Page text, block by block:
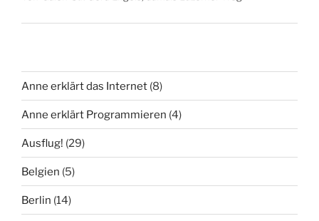
Anne erklärt das Internet (8)
Anne erklärt Programmieren (4)
Ausflug! (29)
Belgien (5)
Berlin (14)